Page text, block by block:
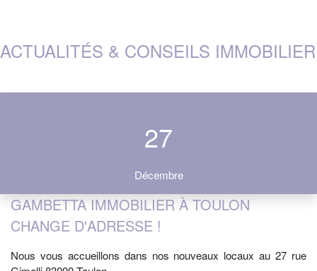
ACTUALITÉS & CONSEILS IMMOBILIER
27
Décembre
GAMBETTA IMMOBILIER À TOULON
CHANGE D'ADRESSE !
Nous vous accueillons dans nos nouveaux locaux au 27 rue